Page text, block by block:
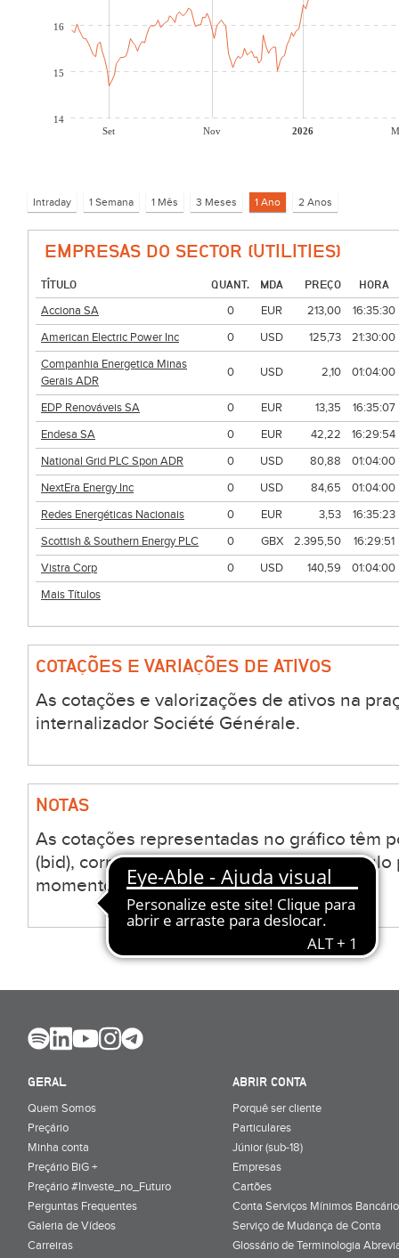
Set Nov 2026
14
15
16
EMPRESAS DO SECTOR (UTILITIES)
TÍTULO QUANT. MDA PREÇO
HORA
Acciona SA
0 EUR 213,00
16:35:30
American Electric Power Inc
0 USD 125,73
21:30:00
Companhia Energetica Minas
Gerais ADR
0 USD 2,10 01:04:00
EDP Renováveis SA 0 EUR 13,35
16:35:07
Endesa SA
0 EUR 42,22
16:29:54
National Grid PLC Spon ADR
0 USD 80,88
01:04:00
NextEra Energy Inc
0 USD 84,65
01:04:00
Redes Energéticas Nacionais
0 EUR 3,53
16:35:23
Scottish & Southern Energy PLC
0 GBX 2.395,50
16:29:51
Vistra Corp
0 USD 140,59
01:04:00
Mais Títulos
COTAÇÕES E VARIAÇÕES DE ATIVOS
As cotações e valorizações de ativos na
internalizador Société Générale.
NOTAS
As cotações representadas no gráfico têm
(bid), correspondente ao valor a que o
momento.
GERAL
Quem Somos
Preçário
Minha conta
Preçário BiG +
Preçário #Investe_no_Futuro
Perguntas Frequentes
Galeria de Vídeos
Carreiras
ABRIR CONTA
Porquê ser cliente
Particulares
Júnior (sub-18)
Empresas
Cartões
Conta Serviços Mínimos
Serviço de Mudança de Conta
Glossário de Terminologia